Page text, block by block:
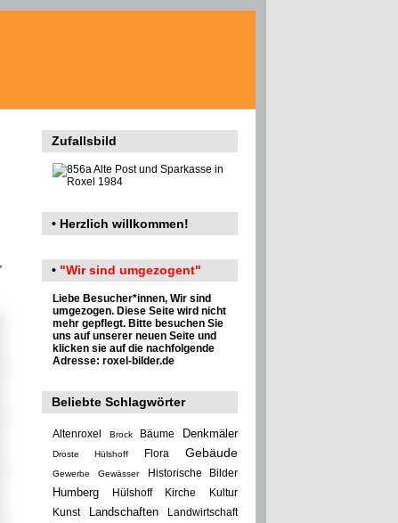
Zufallsbild
• Herzlich willkommen!
• "Wir sind umgezogent"
Liebe Besucher*innen, Wir sind
umgezogen. Diese Seite wird nicht
mehr gepflegt. Bitte besuchen Sie
uns auf unserer neuen Seite und
klicken sie auf die nachfolgende
Adresse: roxel-bilder.de
Beliebte Schlagwörter
Altenroxel Brock Bäume Denkmäler
Droste Hülshoff Flora Gebäude
Gewerbe Gewässer Historische Bilder
Humberg Hülshoff Kirche
Kultur
Kunst
Landschaften Landwirtschaft